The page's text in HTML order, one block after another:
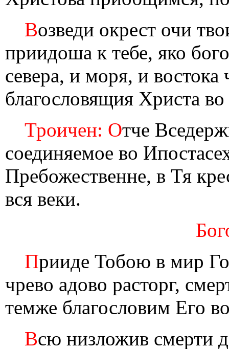
Возведи окрест очи
приидоша к тебе, яко
севера, и моря, и востока
благословящия Христа во
Троичен: Отче
соединяемое во
Пребожественне, в Тя
вся веки.
Прииде Тобою в мир
чрево адово расторг,
темже благословим Его
Всю низложив смерти